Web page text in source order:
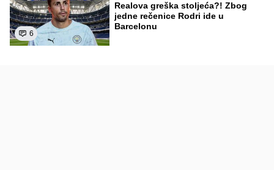
6
Realova greška stoljeća?! Zbog
jedne rečenice Rodri ide u
Barcelonu